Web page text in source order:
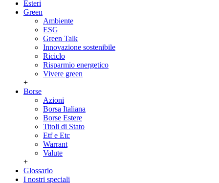
Esteri
Green
Ambiente
ESG
Green Talk
Innovazione sostenibile
Riciclo
Risparmio energetico
Vivere green
+
Borse
Azioni
Borsa Italiana
Borse Estere
Titoli di Stato
Etf e Etc
Warrant
Valute
+
Glossario
I nostri speciali